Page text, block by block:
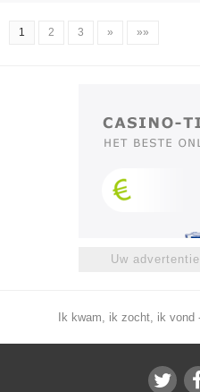
1 2 3 » »»
Uw
Ik kwam, ik zocht, ik vond